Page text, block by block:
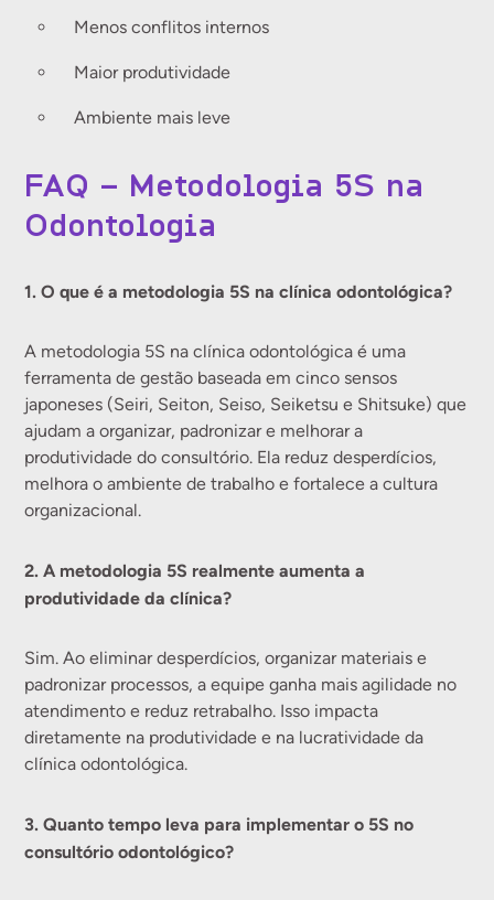
Menos conflitos internos
Maior produtividade
Ambiente mais leve
FAQ – Metodologia 5S na
Odontologia
1. O que é a metodologia 5S na clínica odontológica?
A metodologia 5S na clínica odontológica é uma
ferramenta de gestão baseada em cinco sensos
japoneses (Seiri, Seiton, Seiso, Seiketsu e Shitsuke) que
ajudam a organizar, padronizar e melhorar a
produtividade do consultório. Ela reduz desperdícios,
melhora o ambiente de trabalho e fortalece a cultura
organizacional.
2. A metodologia 5S realmente aumenta a
produtividade da clínica?
Sim. Ao eliminar desperdícios, organizar materiais e
padronizar processos, a equipe ganha mais agilidade no
atendimento e reduz retrabalho. Isso impacta
diretamente na produtividade e na lucratividade da
clínica odontológica.
3. Quanto tempo leva para implementar o 5S no
consultório odontológico?